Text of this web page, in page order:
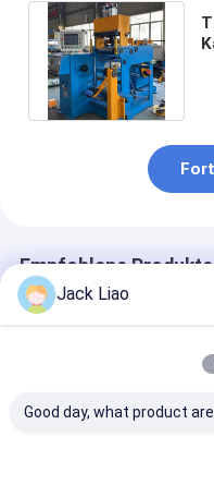
Empfohlene Produkte
Jack Liao
Good day, what product